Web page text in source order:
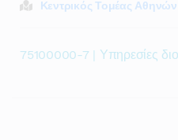
Κεντρικός Τομέας Αθηνών
75100000-7 | Υπηρεσίες